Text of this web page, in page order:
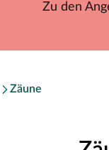
Zu den
Zäune